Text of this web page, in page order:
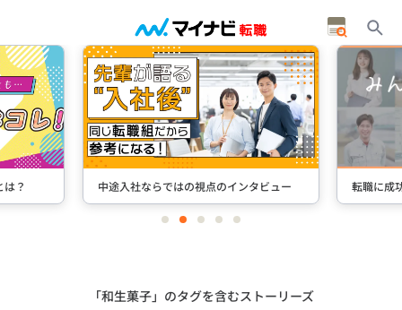
？ 中途入社ならではの視点のインタビュー 転職に成
itemitemitemitemitem
「和生菓子」のタグを含むストーリーズ